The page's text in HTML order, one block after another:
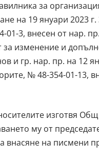
за
на 19 януари 2023
01-3, внесен от нар.
за изменение и
и гр. нар. пр. на 12
№ 48-354-01-13,
изготвя
му от
внасяне на писмени